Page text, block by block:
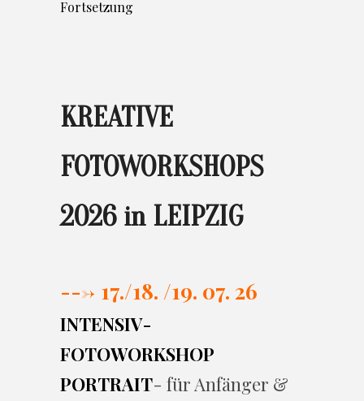
Fortsetzung
KREATIVE
FOTOWORKSHOPS
2026 in LEIPZIG
---> 17./18. /19. 07. 26
INTENSIV-
FOTOWORKSHOP
PORTRAIT- für Anfänger &